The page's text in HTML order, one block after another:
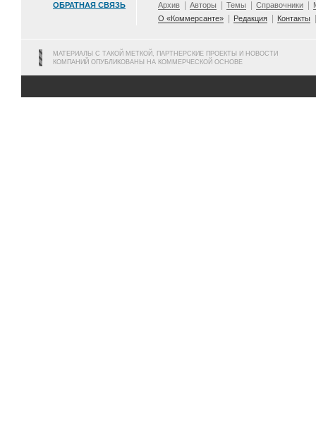
ОБРАТНАЯ СВЯЗЬ Архив Авторы Темы Справочники
О «Коммерсанте»
Редакция Контакты
МАТЕРИАЛЫ С ТАКОЙ МЕТКОЙ, ПАРТНЕРСКИЕ ПРОЕКТЫ И НОВОСТИ
КОМПАНИЙ ОПУБЛИКОВАНЫ НА КОММЕРЧЕСКОЙ ОСНОВЕ